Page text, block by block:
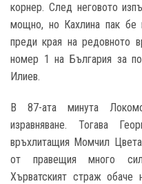
корнер. След неговото
мощно, но Кахлина пак бе
преди края на редовното
номер 1 на България за
Илиев.
В 87-ата минута
изравняване. Тогава
връхлитащия Момчил
от правещия много
Хърватският страж